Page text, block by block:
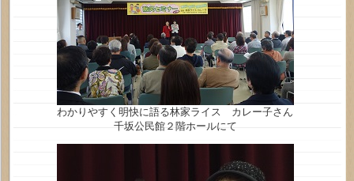
わかりやすく明快に語る林家ライス カレー子さん
千坂公民館２階ホールにて